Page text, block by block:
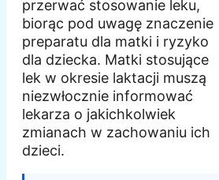
przerwać stosowanie leku,
biorąc pod uwagę znaczenie
preparatu dla matki i ryzyko
dla dziecka. Matki stosujące
lek w okresie laktacji muszą
niezwłocznie informować
lekarza o jakichkolwiek
zmianach w zachowaniu ich
dzieci.